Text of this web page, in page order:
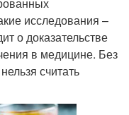
исследования –
о доказательстве
в медицине. Без
считать